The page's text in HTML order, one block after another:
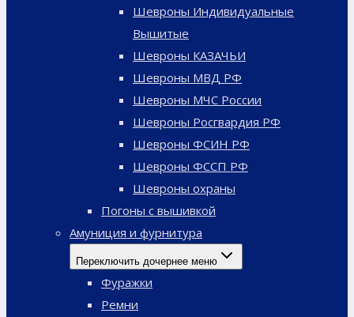
Шевроны Индивидуальные
Вышитые
Шевроны КАЗАЧЬИ
Шевроны МВД РФ
Шевроны МЧС России
Шевроны Росгвардия РФ
Шевроны ФСИН РФ
Шевроны ФССП РФ
Шевроны охраны
Погоны с вышивкой
Амуниция и фурнитура
Переключить дочернее меню
Фуражки
Ремни